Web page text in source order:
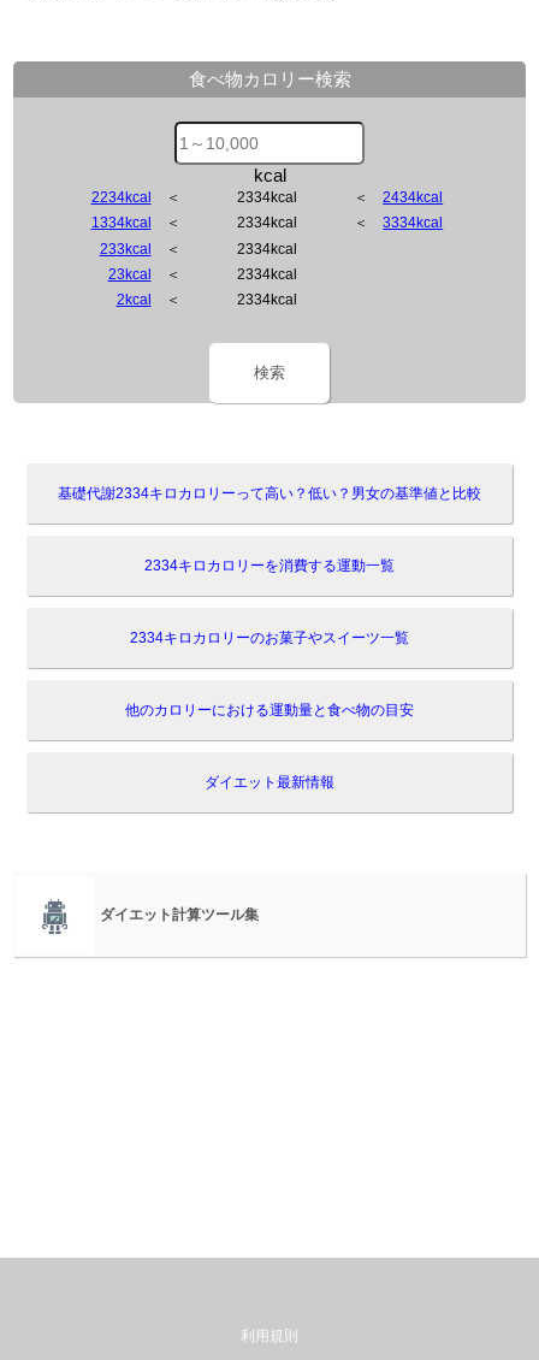
食べ物カロリー検索
kcal
2234kcal ＜ 2334kcal ＜2434kcal
1334kcal
＜ 2334kcal ＜3334kcal
233kcal ＜
2334kcal
23kcal
＜
2334kcal
2kcal
＜ 2334kcal
検索
基礎代謝2334キロカロリーって高い？低い？男女の基準値と比較
2334キロカロリーを消費する運動一覧
2334キロカロリーのお菓子やスイーツ一覧
他のカロリーにおける運動量と食べ物の目安
ダイエット最新情報
ダイエット計算ツール集
利用規則